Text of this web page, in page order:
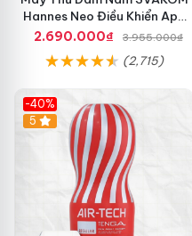
Hannes Neo Điều Khiển App
Kích Thích
2.690.000₫ 3.955.000₫
(2,715)
-40%
Hot
5